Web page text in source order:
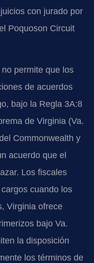
con jurado por
Poquoson Circuit
permite que los
de acuerdos
bajo la Regla 3A:8
de Virginia (Va.
Commonwealth y
acuerdo que el
Los fiscales
cuando los
Virginia ofrece
bajo Va.
la disposición
los términos de